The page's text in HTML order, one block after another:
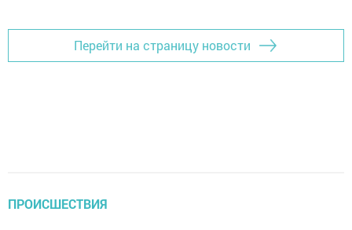
Перейти на страницу новости
ПРОИСШЕСТВИЯ